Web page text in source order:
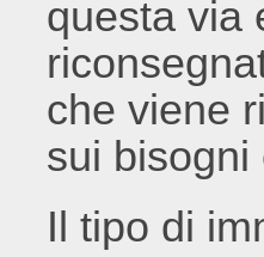
questa via
che viene
sui bisogni
Il tipo di